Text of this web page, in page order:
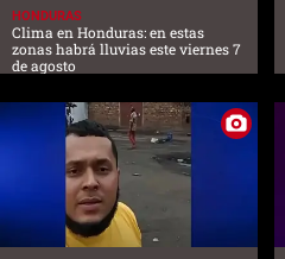
HONDURAS
Clima en Honduras: en estas
zonas habrá lluvias este viernes 7
de agosto